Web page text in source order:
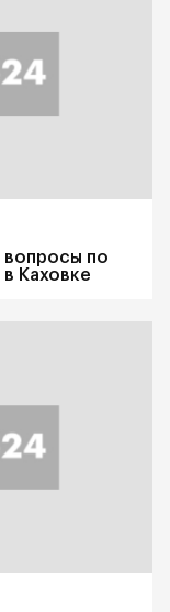
вопросы по
Каховке